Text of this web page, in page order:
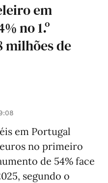
em
no 1.º
milhões de
em Portugal
no primeiro
de 54% face
segundo o